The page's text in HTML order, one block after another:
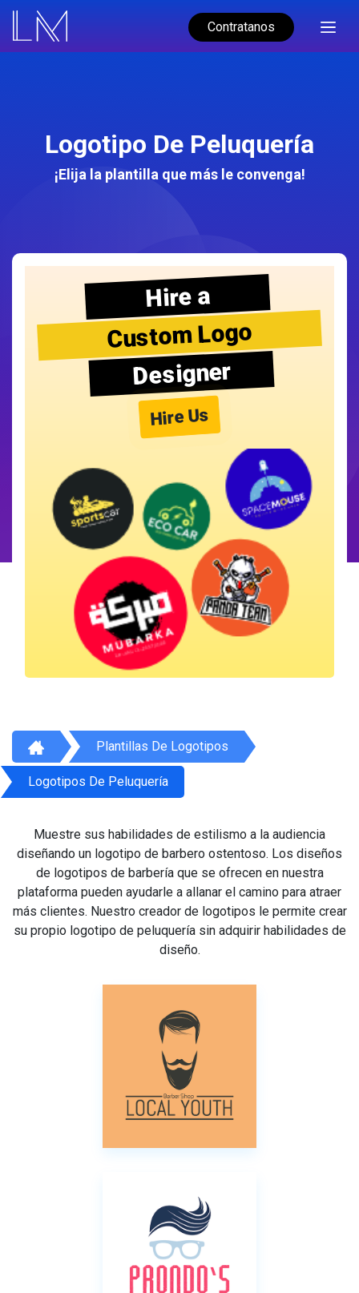
Contratanos
Logotipo De Peluquería
¡Elija la plantilla que más le convenga!
Hire a
Custom Logo
Designer
Hire Us
Plantillas De Logotipos
Logotipos De Peluquería
Muestre sus habilidades de estilismo a la audiencia
diseñando un logotipo de barbero ostentoso. Los diseños
de logotipos de barbería que se ofrecen en nuestra
plataforma pueden ayudarle a allanar el camino para atraer
más clientes. Nuestro creador de logotipos le permite crear
su propio logotipo de peluquería sin adquirir habilidades de
diseño.